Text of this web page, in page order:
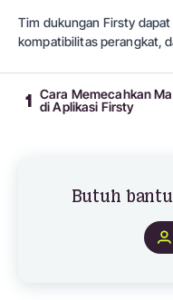
Tim dukungan Firsty
kompatibilitas perangkat,
1 Cara Memecahkan
di Aplikasi Firsty
Butuh